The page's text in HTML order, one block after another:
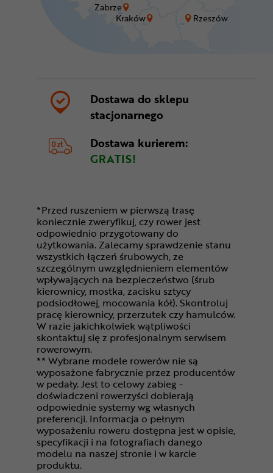
Kraków Rzeszów
Zabrze
Dostawa do sklepu
stacjonarnego
Dostawa kurierem:
GRATIS!
*Przed ruszeniem w pierwszą trasę
koniecznie zweryfikuj, czy rower jest
odpowiednio przygotowany do
użytkowania. Zalecamy sprawdzenie stanu
wszystkich łączeń śrubowych, ze
szczególnym uwzględnieniem elementów
wpływających na bezpieczeństwo (śrub
kierownicy, mostka, zacisku sztycy
podsiodłowej, mocowania kół). Skontroluj
pracę kierownicy, przerzutek czy hamulców.
W razie jakichkolwiek wątpliwości
skontaktuj się z profesjonalnym serwisem
rowerowym.
** Wybrane modele rowerów nie są
wyposażone fabrycznie przez producentów
w pedały. Jest to celowy zabieg -
doświadczeni rowerzyści dobierają
odpowiednie systemy wg własnych
preferencji. Informacja o pełnym
wyposażeniu roweru dostępna jest w opisie,
specyfikacji i na fotografiach danego
modelu na naszej stronie i w karcie
produktu.